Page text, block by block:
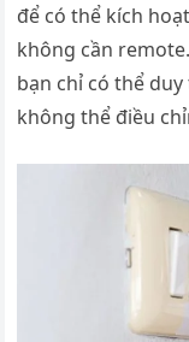
để có thể kích
không cần
bạn chỉ có thể
không thể điều